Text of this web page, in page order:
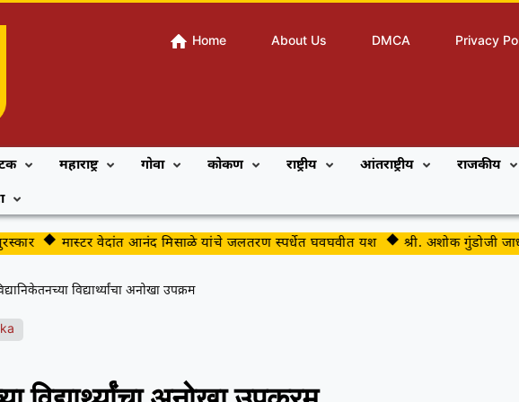
Home About Us DMCA Privacy
महाराष्ट्र गोवा कोकण राष्ट्रीय आंतराष्ट्रीय
राजकीय
मास्टर वेदांत आनंद मिसाळे यांचे जलतरण स्पर्धेत घवघवीत यश श्री. अशोक गुंडोजी जाधव यांचे
विद्यार्थ्यांचा अनोखा उपक्रम